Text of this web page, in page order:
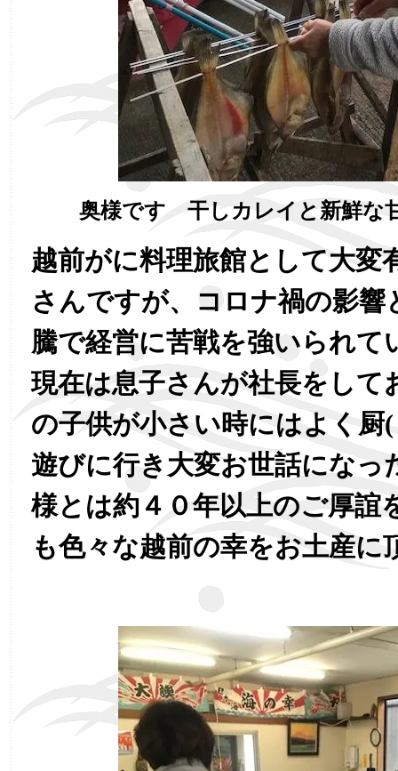
奥様です 干しカレイと新鮮な
越前がに料理旅館として大変
さんですが、コロナ禍の影響
騰で経営に苦戦を強いられて
現在は息子さんが社長をして
の子供が小さい時にはよく厨
遊びに行き大変お世話になっ
様とは約４０年以上のご厚誼
も色々な越前の幸をお土産に